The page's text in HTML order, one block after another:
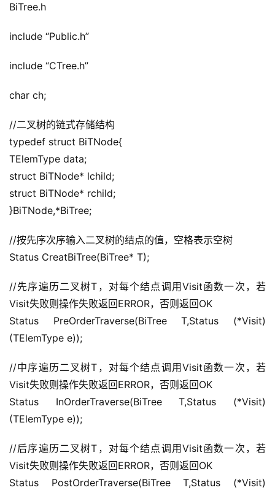
BiTree.h
include “Public.h”
include “CTree.h”
char ch;
//二叉树的链式存储结构
typedef struct BiTNode{
TElemType data;
struct BiTNode* lchild;
struct BiTNode* rchild;
}BiTNode,*BiTree;
//按先序次序输入二叉树的结点的值，空格表示空树
Status CreatBiTree(BiTree* T);
//先序遍历二叉树T，对每个结点调用Visit函数一次，若
Visit失败则操作失败返回ERROR，否则返回OK
Status PreOrderTraverse(BiTree T,Status (*Visit)
(TElemType e));
//中序遍历二叉树T，对每个结点调用Visit函数一次，若
Visit失败则操作失败返回ERROR，否则返回OK
Status InOrderTraverse(BiTree T,Status (*Visit)
(TElemType e));
//后序遍历二叉树T，对每个结点调用Visit函数一次，若
Visit失败则操作失败返回ERROR，否则返回OK
Status PostOrderTraverse(BiTree T,Status (*Visit)